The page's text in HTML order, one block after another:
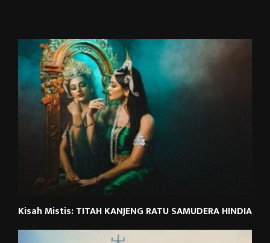
Kisah Mistis: TITAH KANJENG RATU SAMUDERA HINDIA